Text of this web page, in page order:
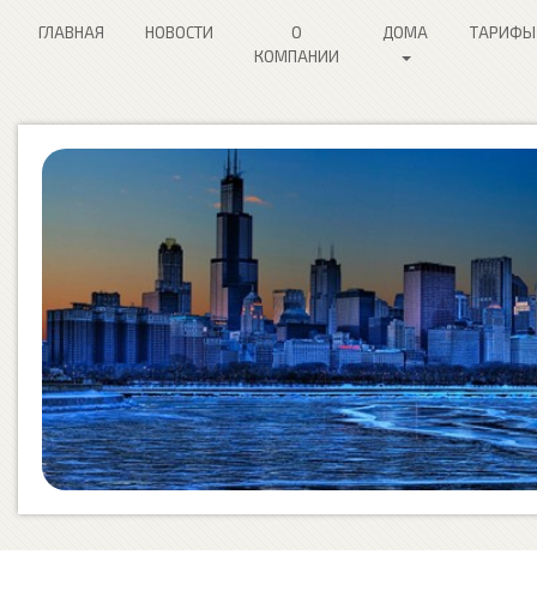
ГЛАВНАЯ НОВОСТИ
О
КОМПАНИИ
ДОМА ТАРИФЫ